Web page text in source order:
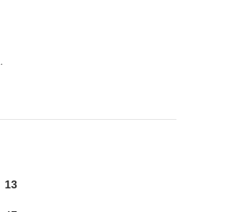
13